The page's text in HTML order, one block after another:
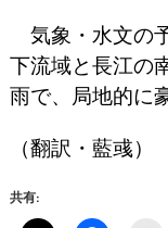
気象・水文の
下流域と長江の
雨で、局地的に
（翻訳・藍彧）
共有: